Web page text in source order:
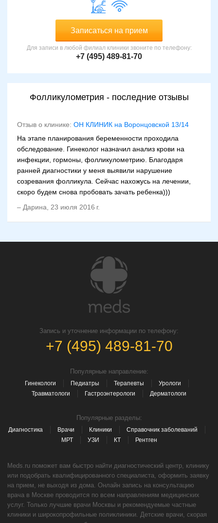
Записаться на прием
Для записи в любой филиал клиники звоните по телефону:
+7 (495) 489-81-70
Фолликулометрия - последние отзывы
Отзыв о клинике: ОН КЛИНИК на Воронцовской 13/14
На этапе планирования беременности проходила
обследование. Гинеколог назначил анализ крови на
инфекции, гормоны, фолликулометрию. Благодаря
ранней диагностики у меня выявили нарушение
созревания фолликула. Сейчас нахожусь на лечении,
скоро будем снова пробовать зачать ребенка)))
– Дарина, 23 июля 2016 г.
Запись и уточнение информации по телефону:
+7 (495) 489-81-70
Популярные направление:
Гинекологи Педиатры Терапевты
Урологи
Травматологи
Гастроэнтерологи Дерматологи
Популярные разделы:
Диагностика Врачи Клиники
Справочник заболеваний
МРТ
УЗИ КТ Рентген
Meds.ru поможет вам быстро найти диагностический центр, клинику
или подобрать квалифицированного специалиста, оформить заявку
на прием, не выходя из дома. Онлайн запись на консультацию
врача в Москве проводится по всем направлениям медицинских
услуг. Только лучшие врачи Москвы и рекомендуемые частные
клиники и широкопрофильные поликлиники. Детские врачи, скорая